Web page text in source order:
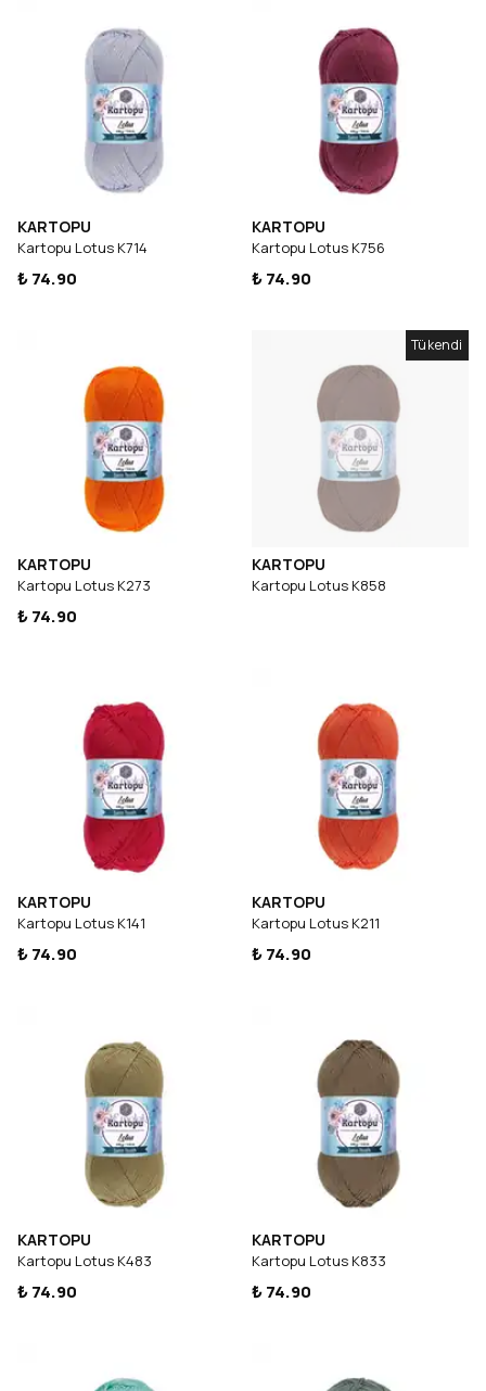
KARTOPU
Kartopu Lotus K714
₺ 74.90
KARTOPU
Kartopu Lotus K756
₺ 74.90
KARTOPU
Kartopu Lotus K273
₺ 74.90
Tükendi
KARTOPU
Kartopu Lotus K858
KARTOPU
Kartopu Lotus K141
₺ 74.90
KARTOPU
Kartopu Lotus K211
₺ 74.90
KARTOPU
Kartopu Lotus K483
₺ 74.90
KARTOPU
Kartopu Lotus K833
₺ 74.90